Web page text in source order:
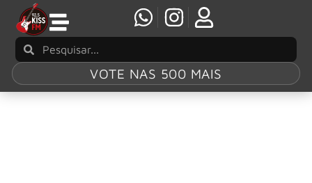
VOTE NAS 500 MAIS